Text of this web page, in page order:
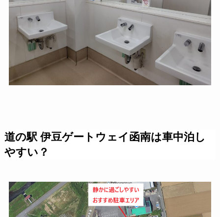
道の駅 伊豆ゲートウェイ函南は車中泊し
やすい？